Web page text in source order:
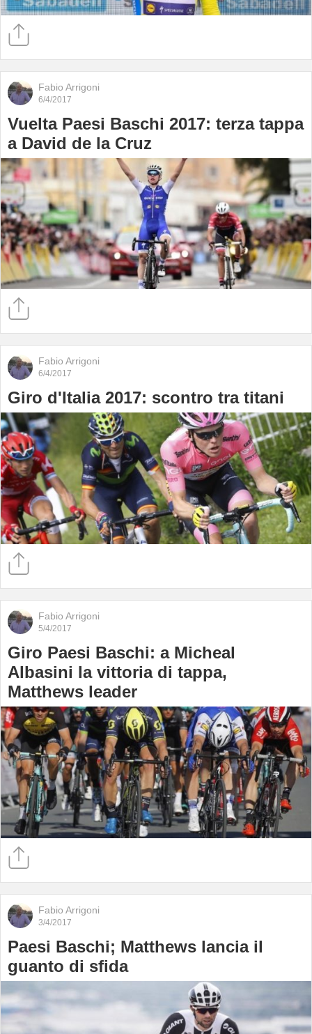
Fabio Arrigoni
6/4/2017
Vuelta Paesi Baschi 2017: terza tappa
a David de la Cruz
Fabio Arrigoni
6/4/2017
Giro d'Italia 2017: scontro tra titani
Fabio Arrigoni
5/4/2017
Giro Paesi Baschi: a Micheal
Albasini la vittoria di tappa,
Matthews leader
Fabio Arrigoni
3/4/2017
Paesi Baschi; Matthews lancia il
guanto di sfida